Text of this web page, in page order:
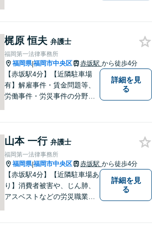
題など、幅広く対応します。
【休日対応可能】法律トラブ
ルでお悩みの方は、お気軽に
ご相談ください。
梶原 恒夫 弁護士
福岡第一法律事務所
福岡県|福岡市中央区 赤坂駅 から徒歩4分
【赤坂駅4分】【近隣駐車場
有】解雇事件・賃金問題等、
労働事件・労災事件の分野
多く皆さんに貢献することが
できればと思っておりますの
で、お気軽にご相談くださ
い。
詳細を見
る
山本 一行 弁護士
福岡第一法律事務所
福岡県|福岡市中央区 赤坂駅 から徒歩4分
【赤坂駅4分】【近隣駐車場あ
り】消費者被害や、じん肺、
アスベストなどの労災職業
詳細を見
る